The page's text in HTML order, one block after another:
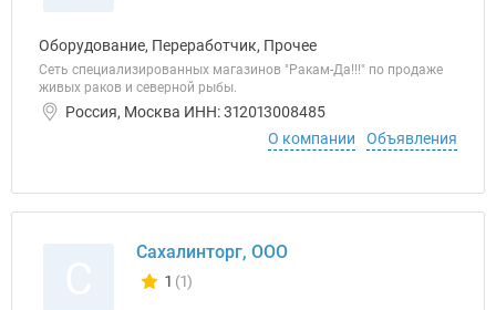
Оборудование, Переработчик, Прочее
Сеть специализированных магазинов "Ракам-Да!!!" по продаже
живых раков и северной рыбы.
Россия, Москва ИНН: 312013008485
О компании
Объявления
Сахалинторг, ООО
Количество отзывов у компании всего и сегодня
1 (1)